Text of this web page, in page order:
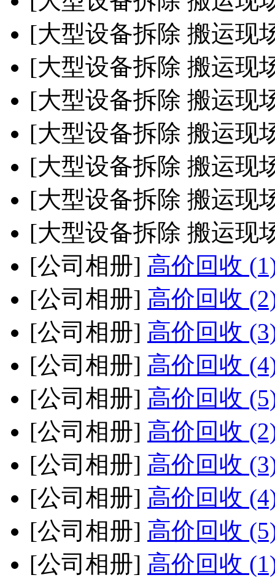
[大型设备拆除 搬运现
[大型设备拆除 搬运现
[大型设备拆除 搬运现
[大型设备拆除 搬运现
[大型设备拆除 搬运现
[大型设备拆除 搬运现
[大型设备拆除 搬运现
[公司相册] 高价回收
[公司相册] 高价回收
[公司相册] 高价回收
[公司相册] 高价回收
[公司相册] 高价回收
[公司相册] 高价回收
[公司相册] 高价回收
[公司相册] 高价回收
[公司相册] 高价回收
[公司相册] 高价回收